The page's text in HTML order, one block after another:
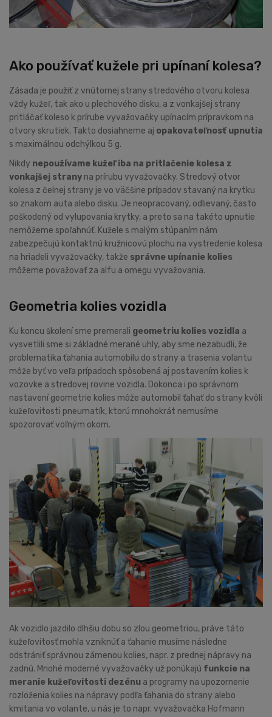
Ako používať kužele pri upínaní kolesa?
Zásada je použiť z vnútornej strany stredového otvoru kolesa
vždy kužeľ, tak ako u plechového disku, a z vonkajšej strany
pritláčať koleso k prírube vyvažovačky upínacím prípravkom na
otvory skrutiek. Takto dosiahneme aj opakovateľnosť upnutia
s maximálnou odchýlkou 5 g.
Nikdy nepoužívame kužeľ iba na pritlačenie kolesa z
vonkajšej strany na prírubu vyvažovačky. Stredový otvor
kolesa z čelnej strany je vo väčšine prípadov stavaný na krytku
so znakom auta alebo disku. Je neopracovaný, odlievaný, často
poškodený od vylupovania krytky, a preto sa na takéto upnutie
nemôžeme spoľahnúť. Kužele s malým stúpaním nám
zabezpečujú kontaktnú kružnicovú plochu na vystredenie kolesa
na hriadeli vyvažovačky, takže správne upínanie kolies
môžeme považovať za alfu a omegu vyvažovania.
Geometria kolies vozidla
Ku koncu školení sme premerali geometriu kolies vozidla a
vysvetlili sme si základné merané uhly, aby sme nezabudli, že
problematika ťahania automobilu do strany a trasenia volantu
môže byť vo veľa prípadoch spôsobená aj postavením kolies k
vozovke a stredovej rovine vozidla. Dokonca i po správnom
nastavení geometrie kolies môže automobil ťahať do strany kvôli
kužeľovitosti pneumatík, ktorú mnohokrát nemusíme
spozorovať voľným okom.
Ak vozidlo jazdilo dlhšiu dobu so zlou geometriou, práve táto
kužeľovitosť mohla vzniknúť a ťahanie musíme následne
odstrániť správnou zámenou kolies, napr. z prednej nápravy na
zadnú. Mnohé moderné vyvažovačky už ponúkajú funkcie na
meranie kužeľovitosti dezénu a programy na upozornenie
rozloženia kolies na nápravy podľa ťahania do strany alebo
kmitania vo volante, u nás je to napr. vyvažovačka Hofmann